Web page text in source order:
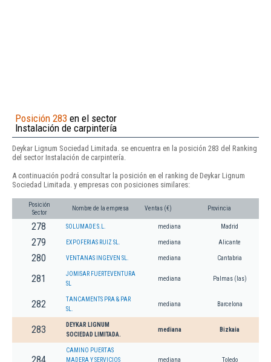
Posición 283 en el sector
Instalación de carpintería
Deykar Lignum Sociedad Limitada. se encuentra en la posición 283 del Ranking
del sector Instalación de carpintería.
A continuación podrá consultar la posición en el ranking de Deykar Lignum
Sociedad Limitada. y empresas con posiciones similares:
Posición
Sector
Nombre de la empresa Ventas (€) Provincia
278 SOLUMADE S.L. mediana Madrid
279 EXPOFERIAS RUIZ SL. mediana Alicante
280 VENTANAS INGEVEN SL. mediana Cantabria
281
JOMISAR FUERTEVENTURA
SL
mediana Palmas (las)
282
TANCAMENTS PRA & PAR
SL.
mediana Barcelona
283
DEYKAR LIGNUM
SOCIEDAD LIMITADA.
mediana Bizkaia
CAMINO PUERTAS
MADERA Y SERVICIOS
mediana Toledo